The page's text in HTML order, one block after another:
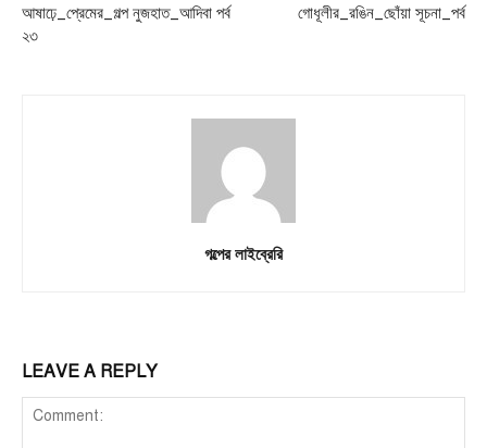
আষাঢ়ে_প্রেমের_গল্প নুজহাত_আদিবা পর্ব
২৩
গোধূলীর_রঙিন_ছোঁয়া সূচনা_পর্ব
গল্পের লাইব্রেরি
LEAVE A REPLY